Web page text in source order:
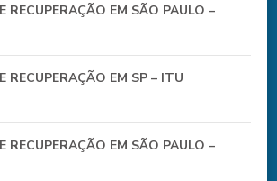
RECUPERAÇÃO EM SÃO PAULO –
RECUPERAÇÃO EM SP – ITU
RECUPERAÇÃO EM SÃO PAULO –